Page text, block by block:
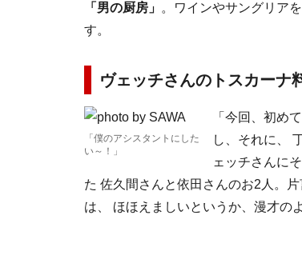
「男の厨房」 。ワインやサングリア
す。
ヴェッチさんのトスカーナ
「僕のアシスタントにした
い～！」
「今回、初め
し、それに、
ェッチさんに
た 佐久間さんと依田さんのお2人。
は、 ほほえましいというか、漫才の